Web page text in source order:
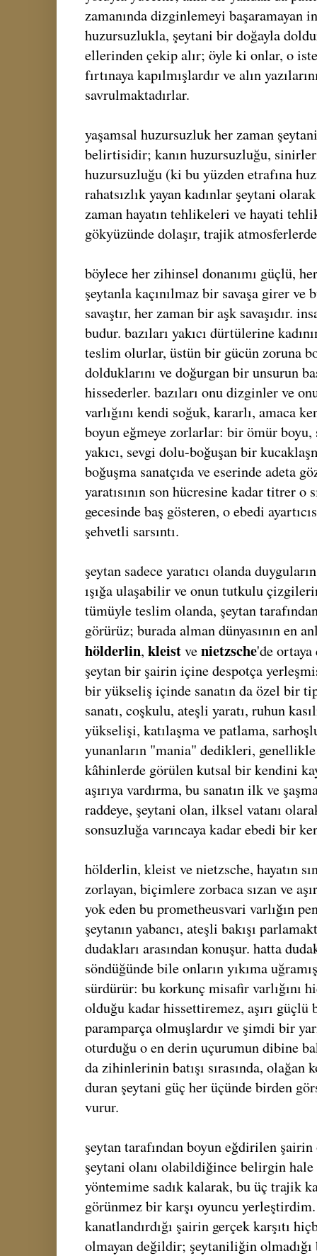
zamanında dizginlemeyi başaramayan
huzursuzlukla, şeytani bir doğayla
ellerinden çekip alır; öyle ki onlar, o
fırtınaya kapılmışlardır ve alın
savrulmaktadırlar.
yaşamsal huzursuzluk her zaman
belirtisidir; kanın huzursuzluğu,
huzursuzluğu (ki bu yüzden etrafına
rahatsızlık yayan kadınlar şeytani
zaman hayatın tehlikeleri ve hayati
gökyüzünde dolaşır, trajik
böylece her zihinsel donanımı güçlü,
şeytanla kaçınılmaz bir savaşa girer ve
savaştır, her zaman bir aşk savaşıdır.
budur. bazıları yakıcı dürtülerine
teslim olurlar, üstün bir gücün zoruna
dolduklarını ve doğurgan bir unsurun
hissederler. bazıları onu dizginler ve
varlığını kendi soğuk, kararlı, amaca
boyun eğmeye zorlarlar: bir ömür boyu,
yakıcı, sevgi dolu-boğuşan bir
boğuşma sanatçıda ve eserinde adeta
yaratısının son hücresine kadar titrer o
gecesinde baş gösteren, o ebedi
şehvetli sarsıntı.
şeytan sadece yaratıcı olanda
ışığa ulaşabilir ve onun tutkulu
tümüyle teslim olanda, şeytan
görürüz; burada alman dünyasının en
hölderlin, kleistvenietzsche'de
şeytan bir şairin içine despotça
bir yükseliş içinde sanatın da özel bir
sanatı, coşkulu, ateşli yaratı, ruhun
yükselişi, katılaşma ve patlama,
yunanların "mania" dedikleri, genellikle
kâhinlerde görülen kutsal bir kendini
aşırıya vardırma, bu sanatın ilk ve
raddeye, şeytani olan, ilksel vatanı
sonsuzluğa varıncaya kadar ebedi bir
hölderlin, kleist ve nietzsche, hayatın
zorlayan, biçimlere zorbaca sızan ve
yok eden bu prometheusvari varlığın
şeytanın yabancı, ateşli bakışı
dudakları arasından konuşur. hatta
söndüğünde bile onların yıkıma
sürdürür: bu korkunç misafir varlığını
olduğu kadar hissettiremez, aşırı
paramparça olmuşlardır ve şimdi bir
oturduğu o en derin uçurumun dibine
da zihinlerinin batışı sırasında,
duran şeytani güç her üçünde birden
vurur.
şeytan tarafından boyun eğdirilen şairin
şeytani olanı olabildiğince belirgin
yöntemime sadık kalarak, bu üç trajik
görünmez bir karşı oyuncu
kanatlandırdığı şairin gerçek karşıtı
olmayan değildir; şeytaniliğin